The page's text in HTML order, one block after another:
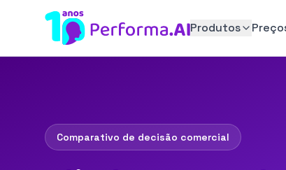
Produtos
Comparativo de decisão comercial